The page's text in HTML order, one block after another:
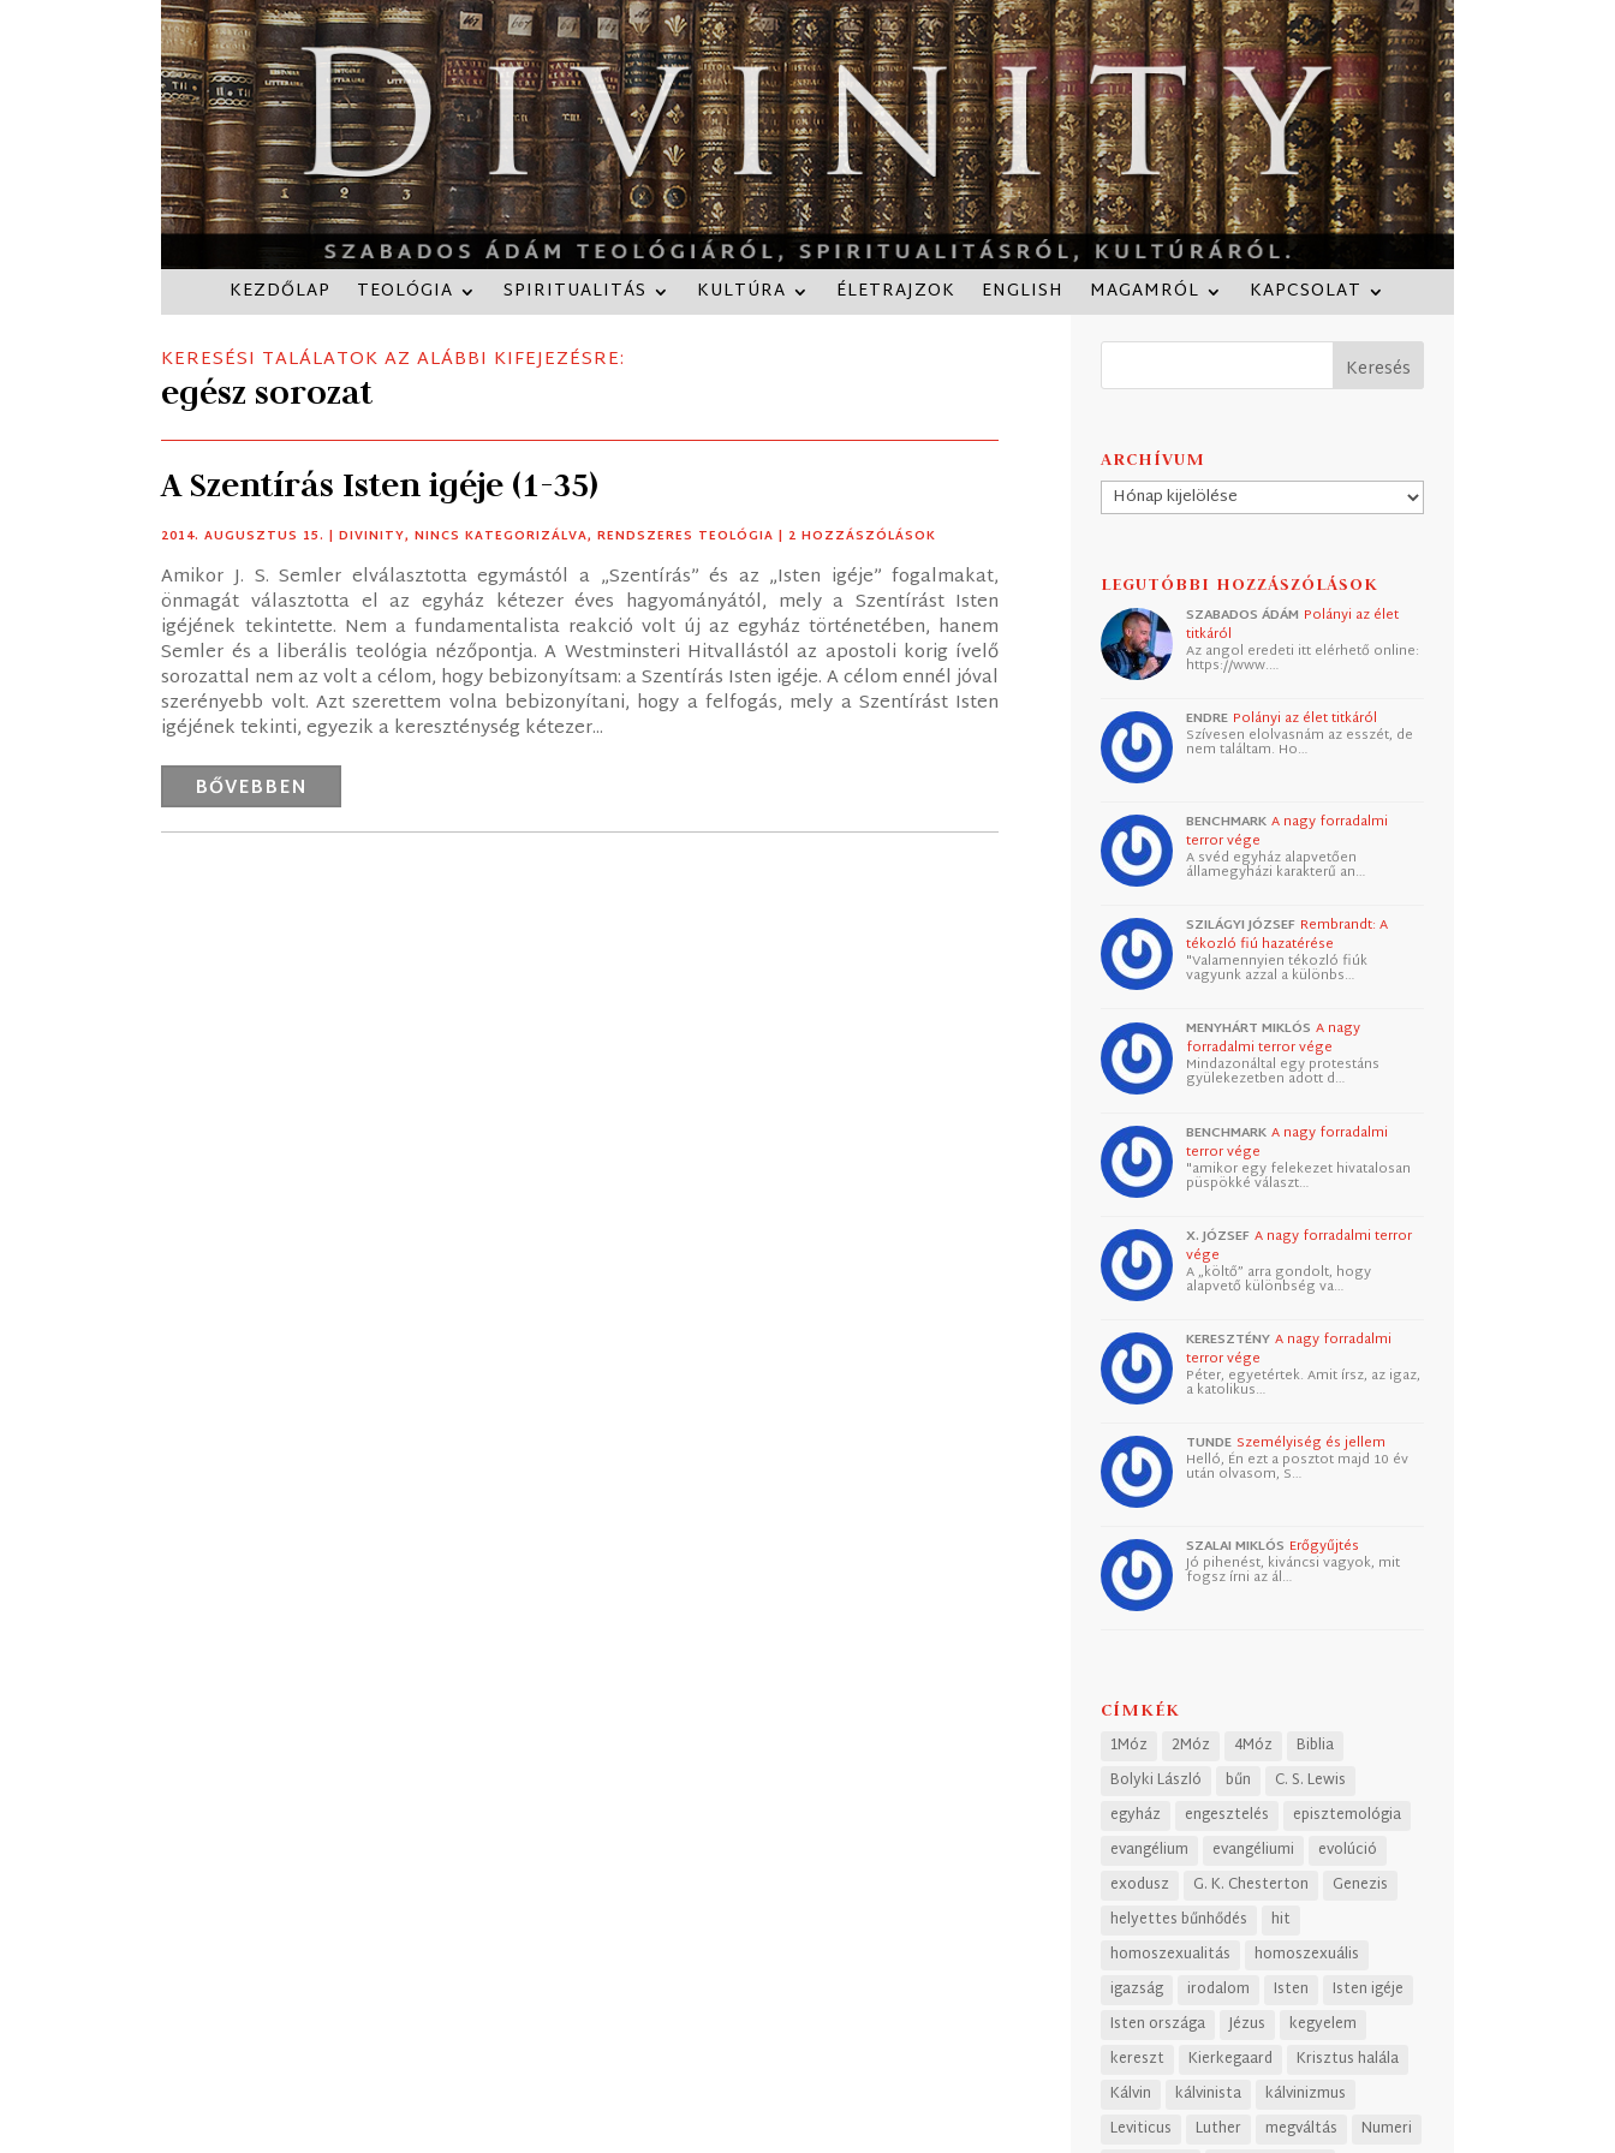
KEZDŐLAP TEOLÓGIA SPIRITUALITÁS KULTÚRA ÉLETRAJZOK ENGLISH MAGAMRÓL KAPCSOLAT
KERESÉSI TALÁLATOK AZ ALÁBBI KIFEJEZÉSRE:
egész sorozat
A Szentírás Isten igéje (1-35)
2014. AUGUSZTUS 15. |DIVINITY,NINCS KATEGORIZÁLVA,RENDSZERES TEOLÓGIA | 2 HOZZÁSZÓLÁSOK
Amikor J. S. Semler elválasztotta egymástól a „Szentírás” és az „Isten igéje” fogalmakat,
önmagát választotta el az egyház kétezer éves hagyományától, mely a Szentírást Isten
igéjének tekintette. Nem a fundamentalista reakció volt új az egyház történetében, hanem
Semler és a liberális teológia nézőpontja. A Westminsteri Hitvallástól az apostoli korig ívelő
sorozattal nem az volt a célom, hogy bebizonyítsam: a Szentírás Isten igéje. A célom ennél jóval
szerényebb volt. Azt szerettem volna bebizonyítani, hogy a felfogás, mely a Szentírást Isten
igéjének tekinti, egyezik a kereszténység kétezer...
BŐVEBBEN
ARCHÍVUM
Archívum
LEGUTÓBBI HOZZÁSZÓLÁSOK
SZABADOS ÁDÁM Polányi az élet
titkáról
Az angol eredeti itt elérhető online:
https://www.…
ENDRE Polányi az élet titkáról
Szívesen elolvasnám az esszét, de
nem találtam. Ho…
BENCHMARK A nagy forradalmi
terror vége
A svéd egyház alapvetően
államegyházi karakterű an…
SZILÁGYI JÓZSEF Rembrandt: A
tékozló fiú hazatérése
"Valamennyien tékozló fiúk
vagyunk azzal a különbs…
MENYHÁRT MIKLÓS A nagy
forradalmi terror vége
Mindazonáltal egy protestáns
gyülekezetben adott d…
BENCHMARK A nagy forradalmi
terror vége
"amikor egy felekezet hivatalosan
püspökké választ…
X. JÓZSEF A nagy forradalmi terror
vége
A „költő” arra gondolt, hogy
alapvető különbség va…
KERESZTÉNY A nagy forradalmi
terror vége
Péter, egyetértek. Amit írsz, az igaz,
a katolikus…
TUNDE Személyiség és jellem
Helló, Én ezt a posztot majd 10 év
után olvasom, S…
SZALAI MIKLÓS Erőgyűjtés
Jó pihenést, kiváncsi vagyok, mit
fogsz írni az ál…
CÍMKÉK
1Móz 2Móz 4Móz
Biblia
Bolyki László
bűn
C. S. Lewis
egyház
engesztelés
episztemológia
evangélium
evangéliumi
evolúció
exodusz
G. K. Chesterton
Genezis
helyettes bűnhődés
hit
homoszexualitás
homoszexuális
igazság
irodalom Isten
Isten igéje
Isten országa
Jézus
kegyelem
kereszt
Kierkegaard
Krisztus halála
Kálvin
kálvinista
kálvinizmus
Leviticus
Luther megváltás
Numeri